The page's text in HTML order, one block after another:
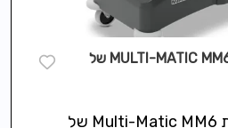
עגלת ניקיון קומפקטית MULTI-MATIC MM6 של
עגלת ניקיון קומפקטית Multi-Matic MM6 של